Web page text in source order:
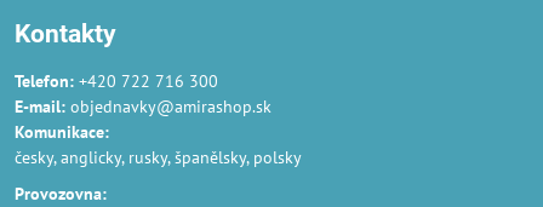
Kontakty
Telefon: +420 722 716 300
E-mail: objednavky@amirashop.sk
Komunikace:
česky, anglicky, rusky, španělsky, polsky
Provozovna: